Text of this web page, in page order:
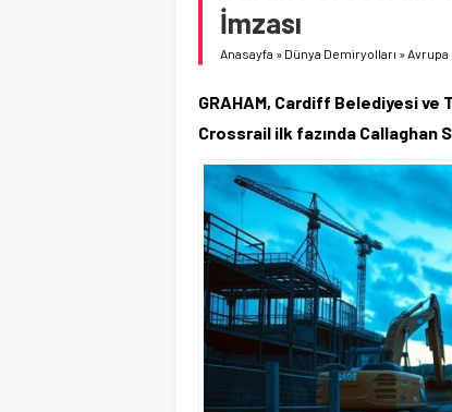
Alstom ve
İmzası
Anasayfa » Dünya Demiryolları »Avrupa
GRAHAM, Cardiff Belediyesi
Crossrail ilk fazında Callaghan